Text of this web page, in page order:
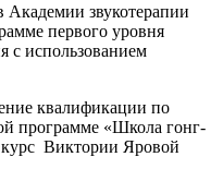
Академии звукотерапии
первого уровня
с использованием
квалификации по
программе «Школа гонг-
курс Виктории Яровой